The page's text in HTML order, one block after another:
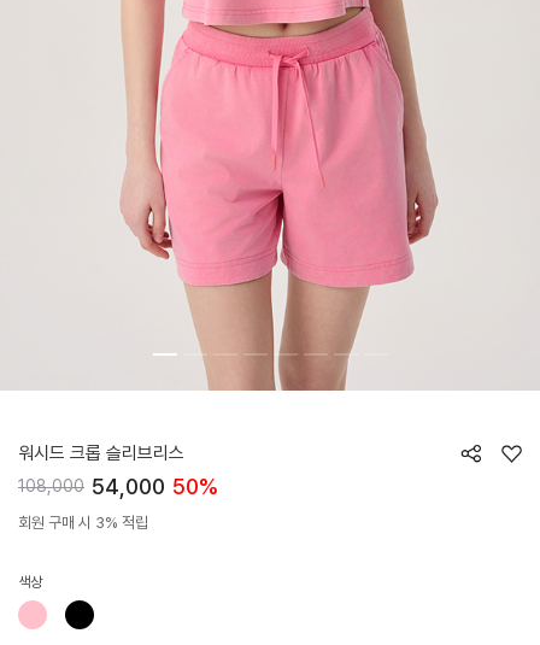
워시드 크롭 슬리브리스
108,000 54,000 50%
회원 구매 시 3% 적립
색상